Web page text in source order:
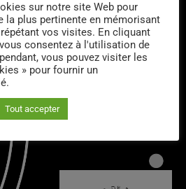
sur notre site Web pour
la plus pertinente en mémorisant
vos visites. En cliquant
consentez à l'utilisation de
vous pouvez visiter les
» pour fournir un
Tout accepter